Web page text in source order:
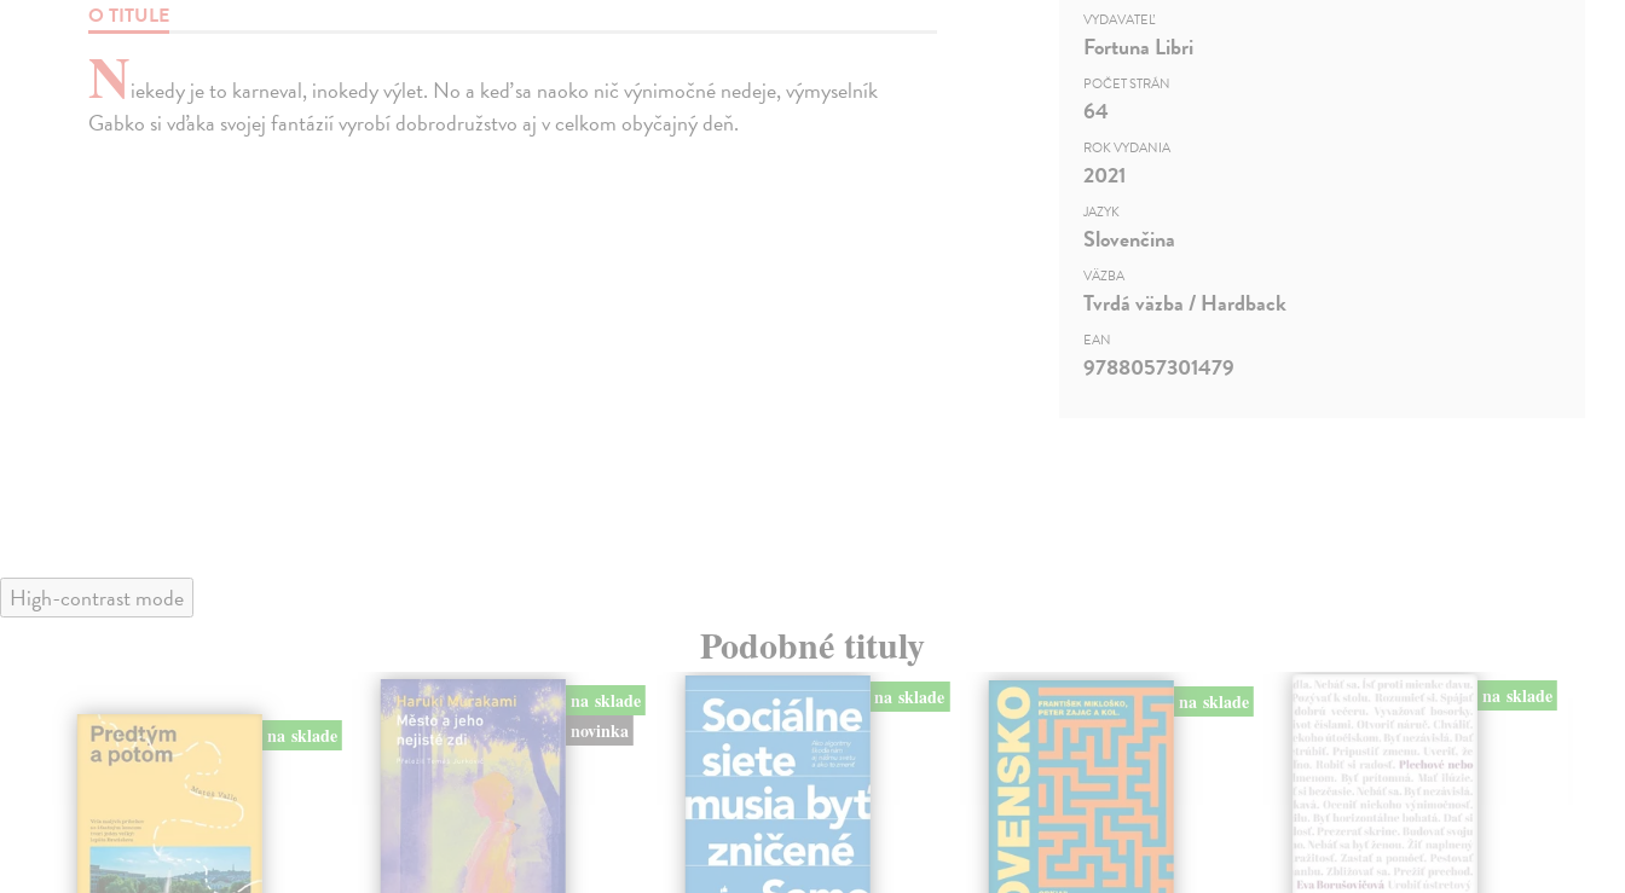
O TITULE
Niekedy je to karneval, inokedy výlet. No a keď sa naoko nič výnimočné nedeje, výmyselník
Gabko si vďaka svojej fantázií vyrobí dobrodružstvo aj v celkom obyčajný deň.
VYDAVATEĽ
Fortuna Libri
POČET STRÁN
64
ROK VYDANIA
2021
JAZYK
Slovenčina
VÄZBA
Tvrdá väzba / Hardback
EAN
9788057301479
High-contrast mode
Podobné tituly
na sklade
na sklade
novinka
na sklade na sklade na sklade